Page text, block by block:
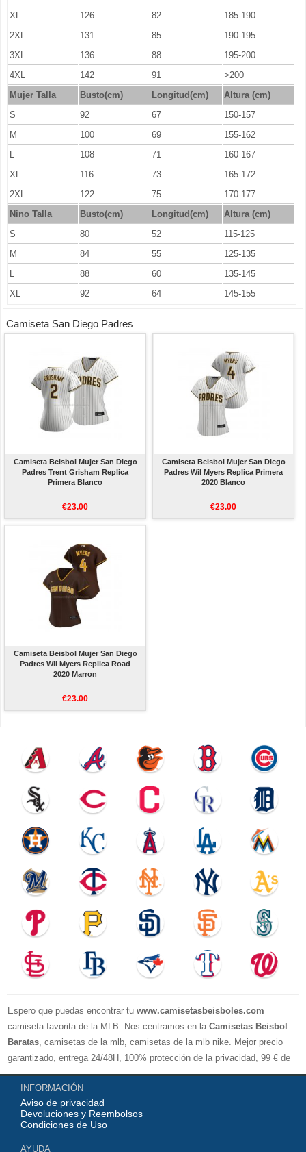
XL
126 82
185-190
2XL
131 85
190-195
3XL
136 88
195-200
4XL
142 91
>200
Mujer Talla
Busto(cm) Longitud(cm)
Altura (cm)
S
92 67
150-157
M
100 69
155-162
L
108 71
160-167
XL
116 73
165-172
2XL
122 75
170-177
Nino Talla
Busto(cm) Longitud(cm)
Altura (cm)
S
80 52
115-125
M
84 55
125-135
L
88 60
135-145
XL
92 64 145-155
Camiseta San Diego Padres
Camiseta Beisbol Mujer San Diego
Padres Trent Grisham Replica
Primera Blanco
€23.00
Camiseta Beisbol Mujer San Diego
Padres Wil Myers Replica Primera
2020 Blanco
€23.00
Camiseta Beisbol Mujer San Diego
Padres Wil Myers Replica Road
2020 Marron
€23.00
Espero que puedas encontrar tu www.camisetasbeisboles.com
camiseta favorita de la MLB. Nos centramos en la Camisetas Beisbol
Baratas, camisetas de la mlb, camisetas de la mlb nike. Mejor precio
garantizado, entrega 24/48H, 100% protección de la privacidad, 99 € de
compra El envío es gratuito, asistencia para devoluciones y reembolsos,
no lo dude, no compre. Servicio cómodo y cortés, bienvenido a su
pedido.
INFORMACIÓN
Aviso de privacidad
Devoluciones y Reembolsos
Condiciones de Uso
AYUDA